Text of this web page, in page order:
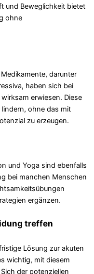
und Beweglichkeit bietet
ohne
darunter
haben sich bei
erwiesen. Diese
ohne das mit
zu erzeugen.
und Yoga sind ebenfalls
bei manchen Menschen
ergänzen.
treffen
Lösung zur akuten
wichtig, mit diesem
der potenziellen